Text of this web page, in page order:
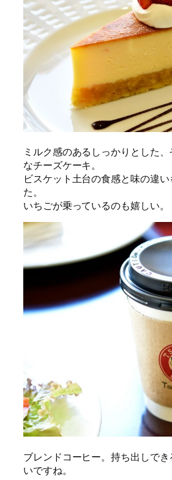
ミルク感のあるしっかりとした
なチーズケーキ。
ビスケット土台の食感と味の違
た。
いちごが乗っているのも嬉しい。
ブレンドコーヒー。持ち出しで
いですね。